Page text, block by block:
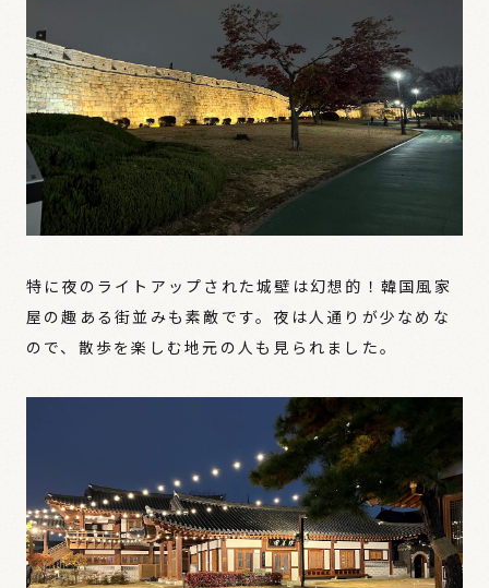
特に夜のライトアップされた城壁は幻想的！韓国風家
屋の趣ある街並みも素敵です。夜は人通りが少なめな
ので、散歩を楽しむ地元の人も見られました。